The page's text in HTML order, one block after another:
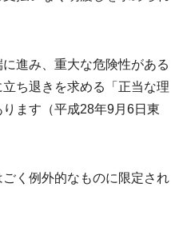
進み、重大な危険性がある
ち退きを求める「正当な理
ます（平成28年9月6日東
く例外的なものに限定され